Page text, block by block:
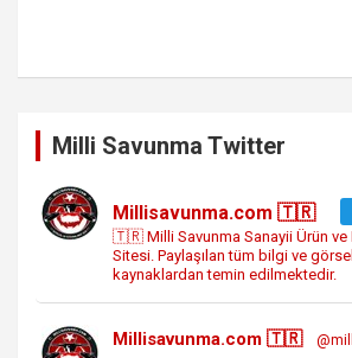
Milli Savunma Twitter
Millisavunma.com 🇹🇷
🇹🇷 Milli Savunma Sanayii Ürün ve
Sitesi. Paylaşılan tüm bilgi ve
kaynaklardan temin edilmektedir.
Millisavunma.com 🇹🇷